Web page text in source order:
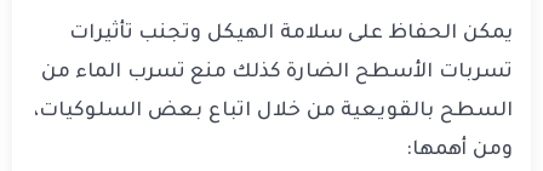
يمكن الحفاظ على سلامة الهيكل وتجنب تأثيرات
تسربات الأسطح الضارة كذلك منع تسرب الماء من
السطح بالقويعية من خلال اتباع بعض السلوكيات،
ومن أهمها: